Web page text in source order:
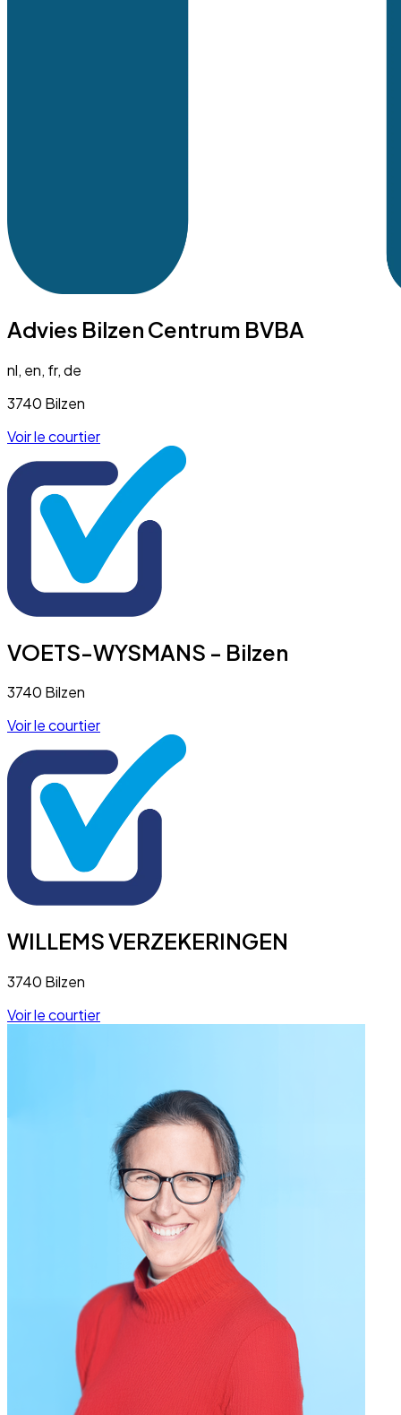
Advies Bilzen Centrum BVBA
nl, en, fr, de
3740 Bilzen
Voir le courtier
VOETS-WYSMANS - Bilzen
3740 Bilzen
Voir le courtier
WILLEMS VERZEKERINGEN
3740 Bilzen
Voir le courtier